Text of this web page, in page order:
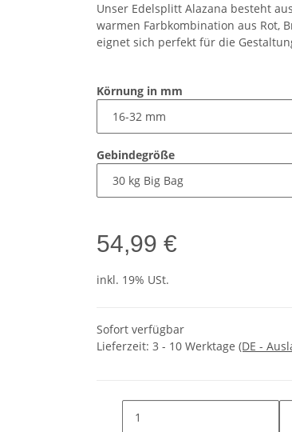
Unser Edelsplitt Alazana besteht
warmen Farbkombination aus Rot,
eignet sich perfekt für die
Körnung in mm
Gebindegröße
54,99 €
inkl. 19% USt.
Sofort verfügbar
Lieferzeit: 3 - 10 Werktage (DE -